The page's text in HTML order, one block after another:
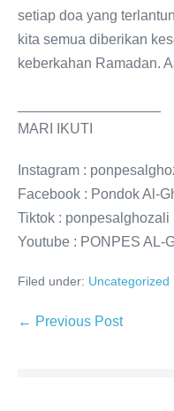
setiap doa yang
kita semua diberikan
keberkahan Ramadan.
MARI IKUTI
Instagram :
Facebook : Pondok Al-
Tiktok : ponpesalghozali
Youtube : PONPES AL-
Filed under: Uncategorized
Post
← Previous Post